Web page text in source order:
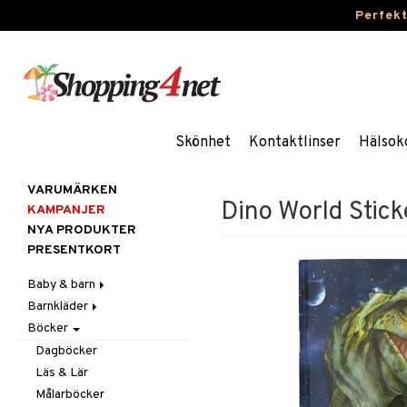
Skönhet Kontaktlinser
Dino World
VARUMÄRKEN
KAMPANJER
NYA PRODUKTER
PRESENTKORT
Baby & barn
Accessoarer
För håret
Hattar & Mössor
Övrigt
Plånböcker
Aktivitet
Babygym
Babysitters
Bit & Skallra
Äta
Barnservis
Haklappar
Badrockar & Handdukar
Barnvagnstillbehör
Barnkläder
Accessoarer
Kepsar & Solhattar
Badkläder & UV-kläder
Klänningar
Nederdelar
Böcker
Dagböcker
Läs & Lär
Målarböcker